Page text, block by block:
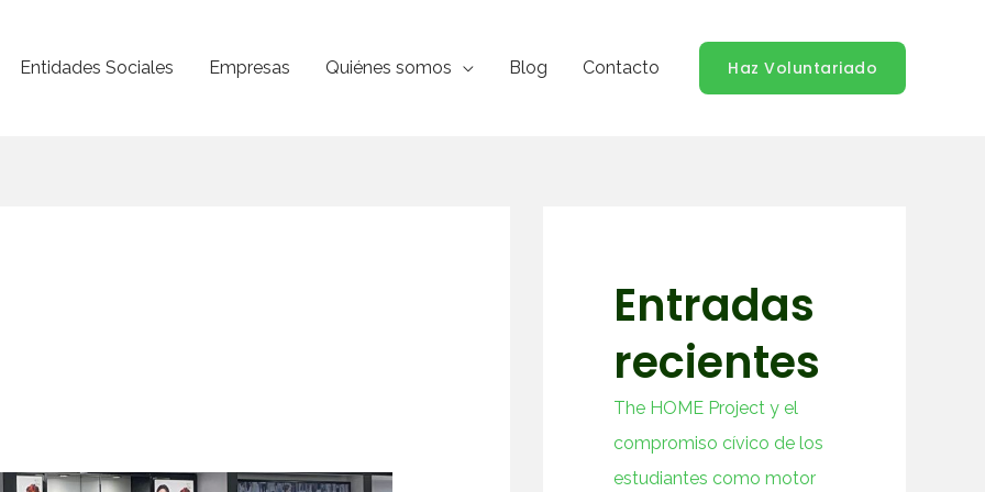
Entidades Sociales Empresas Quiénes somos Blog Contacto Haz Voluntariado
Entradas
recientes
The HOME Project y el
compromiso cívico de los
estudiantes como motor